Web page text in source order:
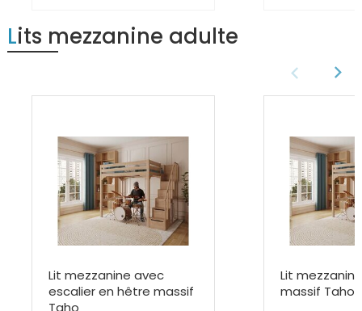
Lits mezzanine adulte
Lit mezzanine avec
escalier en hêtre massif
Taho
Lit
massif Taho